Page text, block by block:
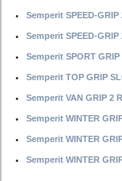
Semperit SPEED-GRIP
Semperit SPEED-GRIP
Semperit SPORT GRIP
Semperit TOP GRIP
Semperit VAN GRIP 2
Semperit WINTER
Semperit WINTER
Semperit WINTER